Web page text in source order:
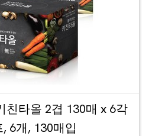
친타올 2겹 130매 x 6각
6개, 130매입